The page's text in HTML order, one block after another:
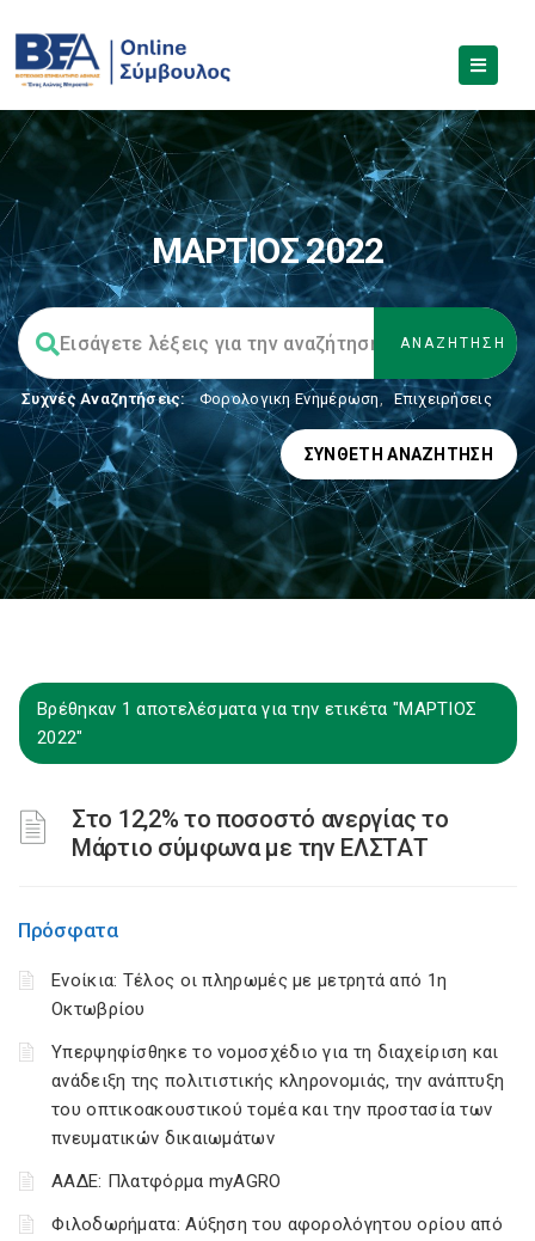
ΜΑΡΤΙΟΣ 2022
Συχνές Αναζητήσεις: Φορολογικη Ενημέρωση, Επιχειρήσεις
ΣΎΝΘΕΤΗ ΑΝΑΖΉΤΗΣΗ
Βρέθηκαν 1 αποτελέσματα για την ετικέτα "ΜΑΡΤΙΟΣ
2022"
Στο 12,2% το ποσοστό ανεργίας το
Μάρτιο σύμφωνα με την ΕΛΣΤΑΤ
Πρόσφατα
Ενοίκια: Τέλος οι πληρωμές με μετρητά από 1η
Οκτωβρίου
Υπερψηφίσθηκε το νομοσχέδιο για τη διαχείριση και
ανάδειξη της πολιτιστικής κληρονομιάς, την ανάπτυξη
του οπτικοακουστικού τομέα και την προστασία των
πνευματικών δικαιωμάτων
ΑΑΔΕ: Πλατφόρμα myAGRO
Φιλοδωρήματα: Αύξηση του αφορολόγητου ορίου από